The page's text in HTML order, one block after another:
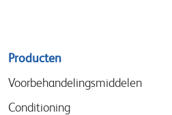
Sitemap
menu
Producten
Voorbehandelingsmiddelen
Conditioning